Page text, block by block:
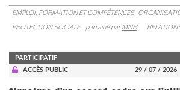
EMPLOI, FORMATION ET COMPÉTENCES
PROTECTION SOCIALE
parrainé parMNH
PARTICIPATIF
ACCÈS PUBLIC
29 / 07 / 2026